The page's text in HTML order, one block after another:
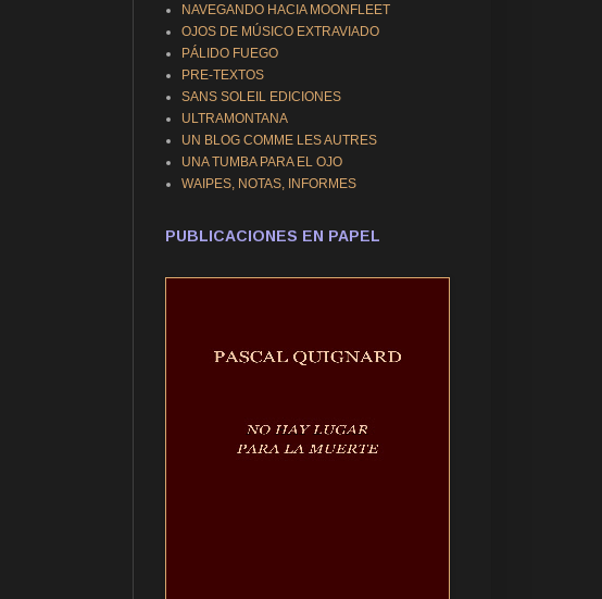
NAVEGANDO HACIA MOONFLEET
OJOS DE MÚSICO EXTRAVIADO
PÁLIDO FUEGO
PRE-TEXTOS
SANS SOLEIL EDICIONES
ULTRAMONTANA
UN BLOG COMME LES AUTRES
UNA TUMBA PARA EL OJO
WAIPES, NOTAS, INFORMES
PUBLICACIONES EN PAPEL